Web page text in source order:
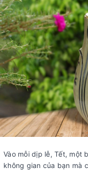
Vào mỗi dịp lễ, Tết, một
không gian của bạn mà